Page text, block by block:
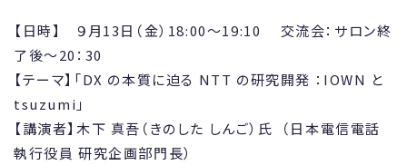
【日時】 ９月13日（金）18:00～19:10 交流会：サロン終
了後～20：30
【テーマ】「DX の本質に迫る NTT の研究開発 ：IOWN と
tsuzumi」
【講演者】木下 真吾（きのした しんご）氏 （日本電信電話
執行役員 研究企画部門長）